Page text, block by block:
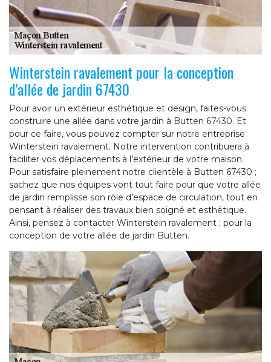
Winterstein ravalement pour la conception
d’allée de jardin 67430
Pour avoir un extérieur esthétique et design, faites-vous
construire une allée dans votre jardin à Butten 67430. Et
pour ce faire, vous pouvez compter sur notre entreprise
Winterstein ravalement. Notre intervention contribuera à
faciliter vos déplacements à l’extérieur de votre maison.
Pour satisfaire pleinement notre clientèle à Butten 67430 ;
sachez que nos équipes vont tout faire pour que votre allée
de jardin remplisse son rôle d’espace de circulation, tout en
pensant à réaliser des travaux bien soigné et esthétique.
Ainsi, pensez à contacter Winterstein ravalement ; pour la
conception de votre allée de jardin Butten.